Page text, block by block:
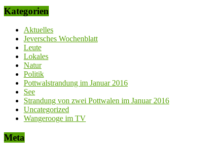
Kategorien
Aktuelles
Jeversches Wochenblatt
Leute
Lokales
Natur
Politik
Pottwalstrandung im Januar 2016
See
Strandung von zwei Pottwalen im Januar 2016
Uncategorized
Wangerooge im TV
Meta